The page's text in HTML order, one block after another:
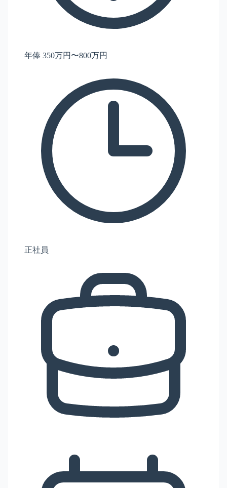
年俸 350万円〜800万円
正社員